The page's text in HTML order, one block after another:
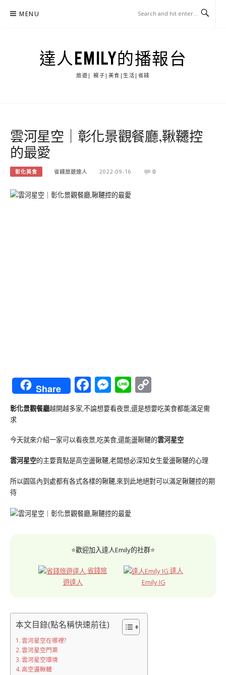
MENU
達人EMILY的播報台
旅遊| 親子|美食|生活|省錢
雲河星空｜彰化景觀餐廳,鞦韆控
的最愛
彰化美食 省錢旅遊達人 2022-09-16 0
Share Facebook
Messenger
Line
Link
彰化景觀餐廳越開越多家,不論想要看夜景,還是想要吃美食都能滿足需
求
今天就來介紹一家可以看夜景,吃美食,還能盪鞦韆的雲河星空
雲河星空的主要賣點是高空盪鞦韆,老闆想必深知女生愛盪鞦韆的心理
所以園區內到處都有各式各樣的鞦韆,來到此地絕對可以滿足鞦韆控的期
待
⭐歡迎加入達人Emily的社群⭐
省錢旅
遊達人
達人
Emily IG
本文目錄(點名稱快速前往)
雲河星空在哪裡?
雲河星空門票
雲河星空環境
高空盪鞦韆